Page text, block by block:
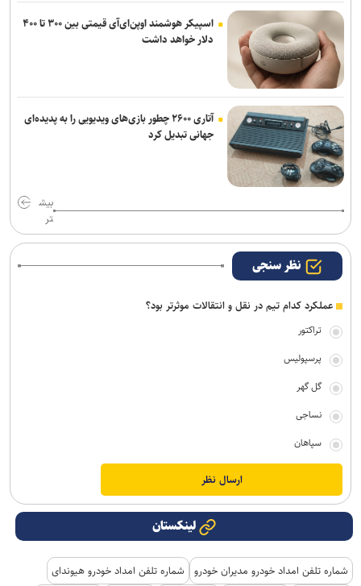
اسپیکر هوشمند اوپن‌ای‌آی قیمتی بین ۳۰۰ تا ۴۰۰
دلار خواهد داشت
آتاری ۲۶۰۰ چطور بازی‌های ویدیویی را به پدیده‌ای
جهانی تبدیل کرد
بیش
تر
نظر سنجی
عملکرد کدام تیم در نقل و انتقالات موثرتر بود؟
تراکتور
پرسپولیس
گل گهر
نساجی
سپاهان
لینکستان
شماره تلفن امداد خودرو مدیران خودرو
شماره تلفن امداد خودرو هیوندای